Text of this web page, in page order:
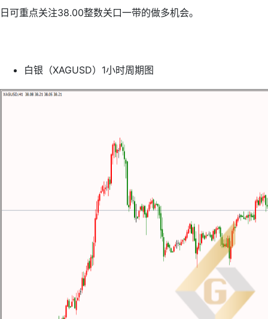
日可重点关注38.00整数关口一带的做多机会。
白银（XAGUSD）1小时周期图